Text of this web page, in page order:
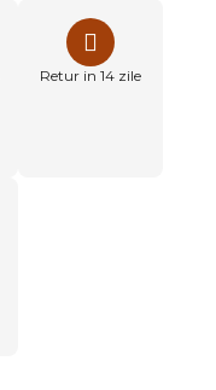
Retur in 14 zile